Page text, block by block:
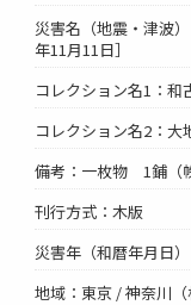
災害名（地震・津波
年11月11日］
コレクション名1：和
コレクション名2：大
備考：一枚物 1鋪（
刊行方式：木版
災害年（和暦年月日
地域：東京 / 神奈川（